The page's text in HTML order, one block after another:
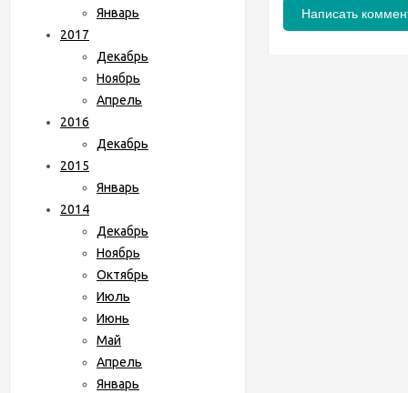
Январь
2017
Декабрь
Ноябрь
Апрель
2016
Декабрь
2015
Январь
2014
Декабрь
Ноябрь
Октябрь
Июль
Июнь
Май
Апрель
Январь